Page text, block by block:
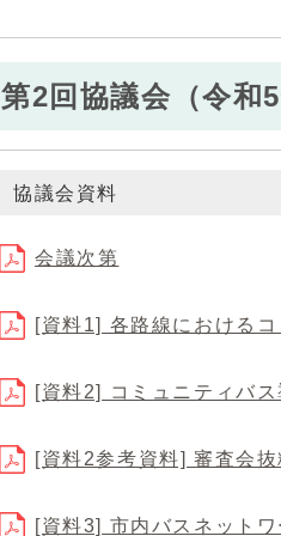
第2回協議会（令和
協議会資料
会議次第
[資料1] 各路線における
[資料2] コミュニティバ
[資料2参考資料] 審査会抜
[資料3] 市内バスネット